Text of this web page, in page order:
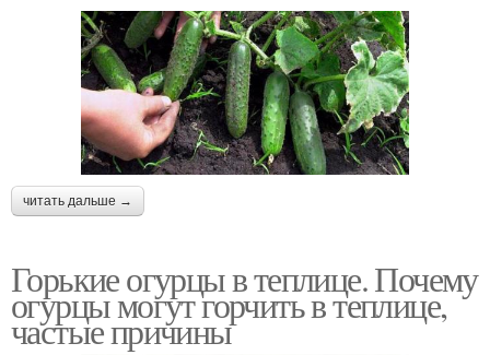
читать дальше →
Горькие огурцы в теплице. Почему
огурцы могут горчить в теплице,
частые причины